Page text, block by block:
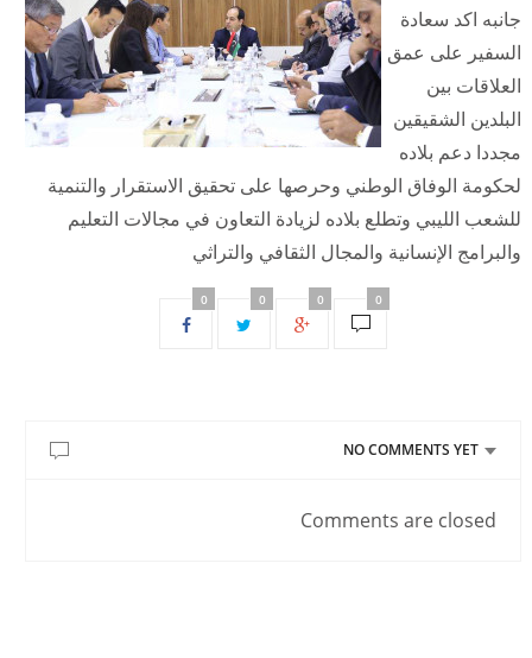
جانبه اكد سعادة
السفير على عمق
العلاقات بين
البلدين الشقيقين
مجددا دعم بلاده
لحكومة الوفاق الوطني وحرصها على تحقيق الاستقرار والتنمية
للشعب الليبي وتطلع بلاده لزيادة التعاون في مجالات التعليم
والبرامج الإنسانية والمجال الثقافي والتراثي
0 0 0 0
NO COMMENTS YET
Comments are closed